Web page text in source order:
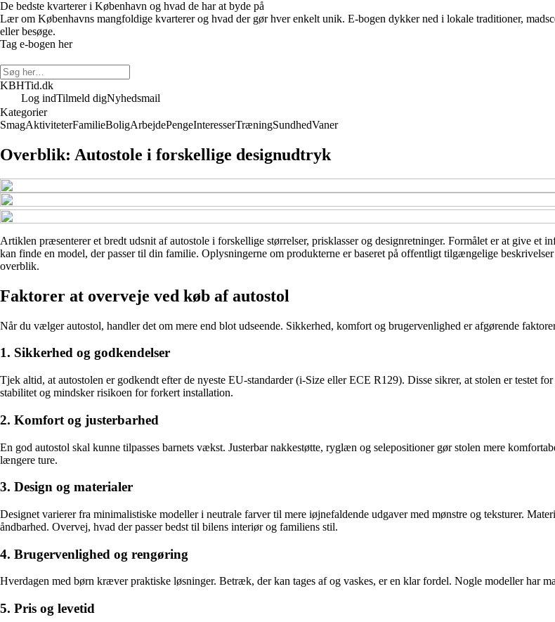
De bedste kvarterer i København og hvad de har at byde på
Lær om Københavns mangfoldige kvarterer og hvad der gør hver enkelt unik. E-bogen dykker ned i lokale traditioner,
eller besøge.
Tag e-bogen her
KBHTid.dk
Log indTilmeld digNyhedsmail
Kategorier
SmagAktiviteterFamilieBoligArbejdePengeInteresserTræningSundhedVaner
Overblik: Autostole i forskellige designudtryk
Artiklen præsenterer et bredt udsnit af autostole i forskellige størrelser, prisklasser og designretninger. Formålet er at give et
kan finde en model, der passer til din familie. Oplysningerne om produkterne er baseret på offentligt tilgængelige
overblik.
Faktorer at overveje ved køb af autostol
Når du vælger autostol, handler det om mere end blot udseende. Sikkerhed, komfort og brugervenlighed er afgørende
1. Sikkerhed og godkendelser
Tjek altid, at autostolen er godkendt efter de nyeste EU-standarder (i-Size eller ECE R129). Disse sikrer, at stolen er testet
stabilitet og mindsker risikoen for forkert installation.
2. Komfort og justerbarhed
En god autostol skal kunne tilpasses barnets vækst. Justerbar nakkestøtte, ryglæn og selepositioner gør stolen mere
længere ture.
3. Design og materialer
Designet varierer fra minimalistiske modeller i neutrale farver til mere iøjnefaldende udgaver med mønstre og teksturer.
åndbarhed. Overvej, hvad der passer bedst til bilens interiør og familiens stil.
4. Brugervenlighed og rengøring
Hverdagen med børn kræver praktiske løsninger. Betræk, der kan tages af og vaskes, er en klar fordel. Nogle modeller har
5. Pris og levetid